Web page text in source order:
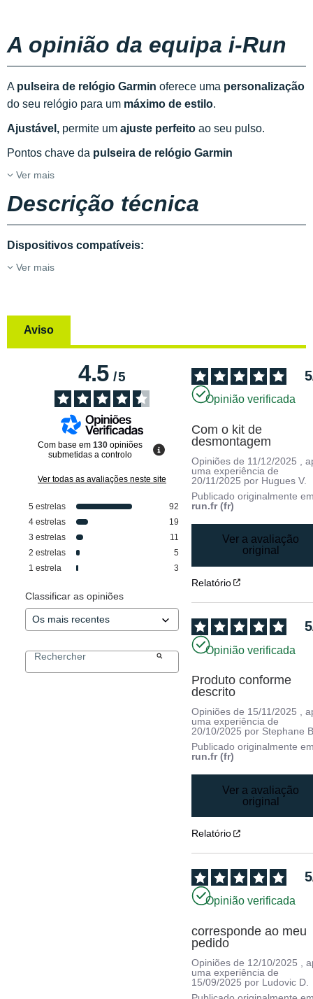
A opinião da equipa i-Run
A pulseira de relógio Garmin oferece uma personalização
do seu relógio para um máximo de estilo.
Ajustável, permite um ajuste perfeito ao seu pulso.
Pontos chave da pulseira de relógio Garmin
Ver mais
Descrição técnica
Dispositivos compatíveis:
Ver mais
Aviso
4.5/5
Com base em 130 opiniões
submetidas a controlo
Ver todas as avaliações neste site
5 estrelas
92
4 estrelas
19
3 estrelas
11
2 estrelas
5
1 estrela 3
Classificar as opiniões
5
Opinião verificada
Com o kit de
desmontagem
Opiniões de 11/12/2025
,
uma experiência de
20/11/2025 por Hugues V.
Publicado originalmente
run.fr (fr)
Ver a avaliação
original
Relatório
5
Opinião verificada
Produto conforme
descrito
Opiniões de 15/11/2025
,
uma experiência de
20/10/2025 por Stephane
Publicado originalmente
run.fr (fr)
Ver a avaliação
original
Relatório
5
Opinião verificada
corresponde ao meu
pedido
Opiniões de 12/10/2025
,
uma experiência de
15/09/2025 por Ludovic D.